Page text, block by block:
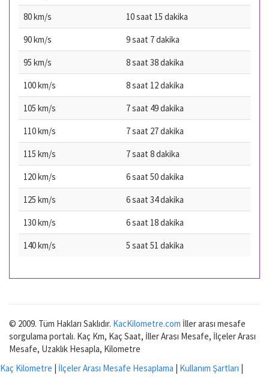
80 km/s
10 saat 15 dakika
90 km/s
9 saat 7 dakika
95 km/s
8 saat 38 dakika
100 km/s
8 saat 12 dakika
105 km/s
7 saat 49 dakika
110 km/s
7 saat 27 dakika
115 km/s
7 saat 8 dakika
120 km/s
6 saat 50 dakika
125 km/s
6 saat 34 dakika
130 km/s
6 saat 18 dakika
140 km/s
5 saat 51 dakika
© 2009. Tüm Hakları Saklıdır. KacKilometre.com İller arası mesafe
sorgulama portalı. Kaç Km, Kaç Saat, İller Arası Mesafe, İlçeler Arası
Mesafe, Uzaklık Hesapla, Kilometre
Kaç Kilometre | İlçeler Arası Mesafe Hesaplama | Kullanım Şartları |